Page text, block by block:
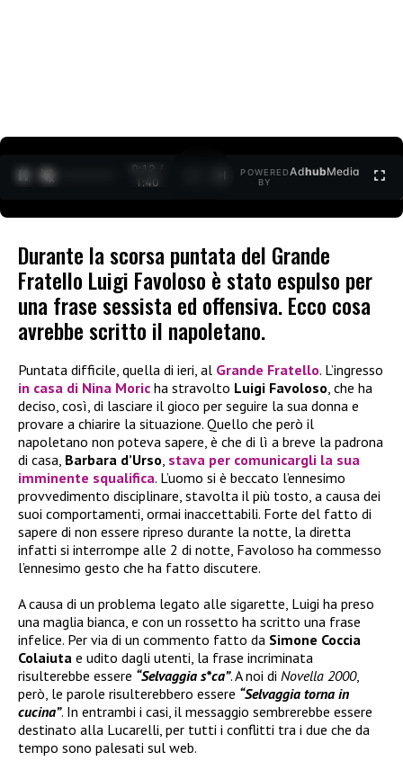
0:13 /
1:40
POWERED
BY
AdhubMedia
Durante la scorsa puntata del Grande
Fratello Luigi Favoloso è stato espulso per
una frase sessista ed offensiva. Ecco cosa
avrebbe scritto il napoletano.
Puntata difficile, quella di ieri, al Grande Fratello. L’ingresso
in casa di Nina Moric ha stravolto Luigi Favoloso , che ha
deciso, così, di lasciare il gioco per seguire la sua donna e
provare a chiarire la situazione. Quello che però il
napoletano non poteva sapere, è che di lì a breve la padrona
di casa, Barbara d’Urso stava per comunicargli la sua
imminente squalifica. L’uomo si è beccato l’ennesimo
provvedimento disciplinare, stavolta il più tosto, a causa dei
suoi comportamenti, ormai inaccettabili. Forte del fatto di
sapere di non essere ripreso durante la notte, la diretta
infatti si interrompe alle 2 di notte, Favoloso ha commesso
l’ennesimo gesto che ha fatto discutere.
A causa di un problema legato alle sigarette, Luigi ha preso
una maglia bianca, e con un rossetto ha scritto una frase
infelice. Per via di un commento fatto da Simone Coccia
Colaiuta e udito dagli utenti, la frase incriminata
risulterebbe essere “Selvaggia s*ca”. A noi di Novella 2000,
però, le parole risulterebbero essere “Selvaggia torna in
cucina”. In entrambi i casi, il messaggio sembrerebbe essere
destinato alla Lucarelli, per tutti i conflitti tra i due che da
tempo sono palesati sul web.